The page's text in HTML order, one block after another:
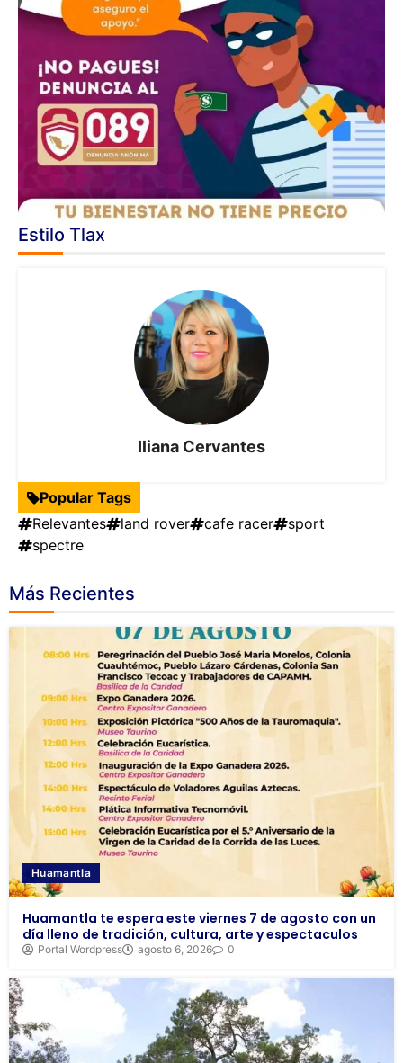
Estilo Tlax
Iliana Cervantes
Popular Tags
Relevantes
land rover cafe racer
sport
spectre
Más Recientes
Huamantla
Huamantla te espera este viernes 7 de agosto con un
día lleno de tradición, cultura, arte y espectaculos
Portal Wordpress agosto 6, 2026 0